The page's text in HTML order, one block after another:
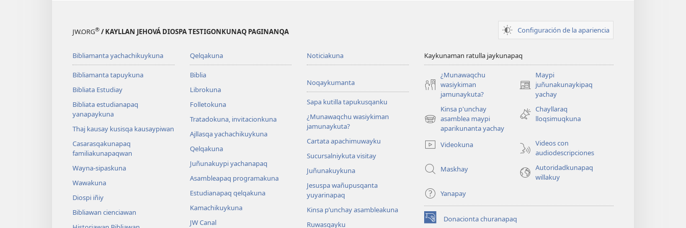
JW.ORG® / KAYLLAN JEHOVÁ DIOSPA TESTIGONKUNAQ PAGINANQA Configuración de la apariencia
Bibliamanta yachachikuykuna
Bibliamanta tapuykuna
Bibliata Estudiay
Bibliata estudianapaq
yanapaykuna
Thaj kausay kusisqa kausaypiwan
Casarasqakunapaq
familiakunapaqwan
Wayna-sipaskuna
Wawakuna
Diospi iñiy
Bibliawan cienciawan
Qelqakuna
Biblia
Librokuna
Folletokuna
Tratadokuna, invitacionkuna
Ajllasqa yachachikuykuna
Qelqakuna
Juñunakuypi yachanapaq
Asambleapaq programakuna
Estudianapaq qelqakuna
Kamachikuykuna
JW Canal
Noticiakuna
Noqaykumanta
Sapa kutilla tapukusqanku
¿Munawaqchu wasiykiman
jamunaykuta?
Cartata apachimuwayku
Sucursalniykuta visitay
Juñunakuykuna
Jesuspa wañupusqanta
yuyarinapaq
Kinsa p’unchay asambleakuna
Ruwasqayku
Kaykunaman ratulla jaykunapaq
¿Munawaqchu
wasiykiman
jamunaykuta?
Maypi
juñunakunaykipaq
yachay
(abre
nueva
ventana)
Kinsa p'unchay
asamblea maypi
aparikunanta yachay
(abre
nueva
Chayllaraq
lloqsimuqkuna
Videokuna
Videos con
audiodescripciones
Maskhay
Autoridadkunapaq
willakuy
Yanapay
Donacionta churanapaq
(abre